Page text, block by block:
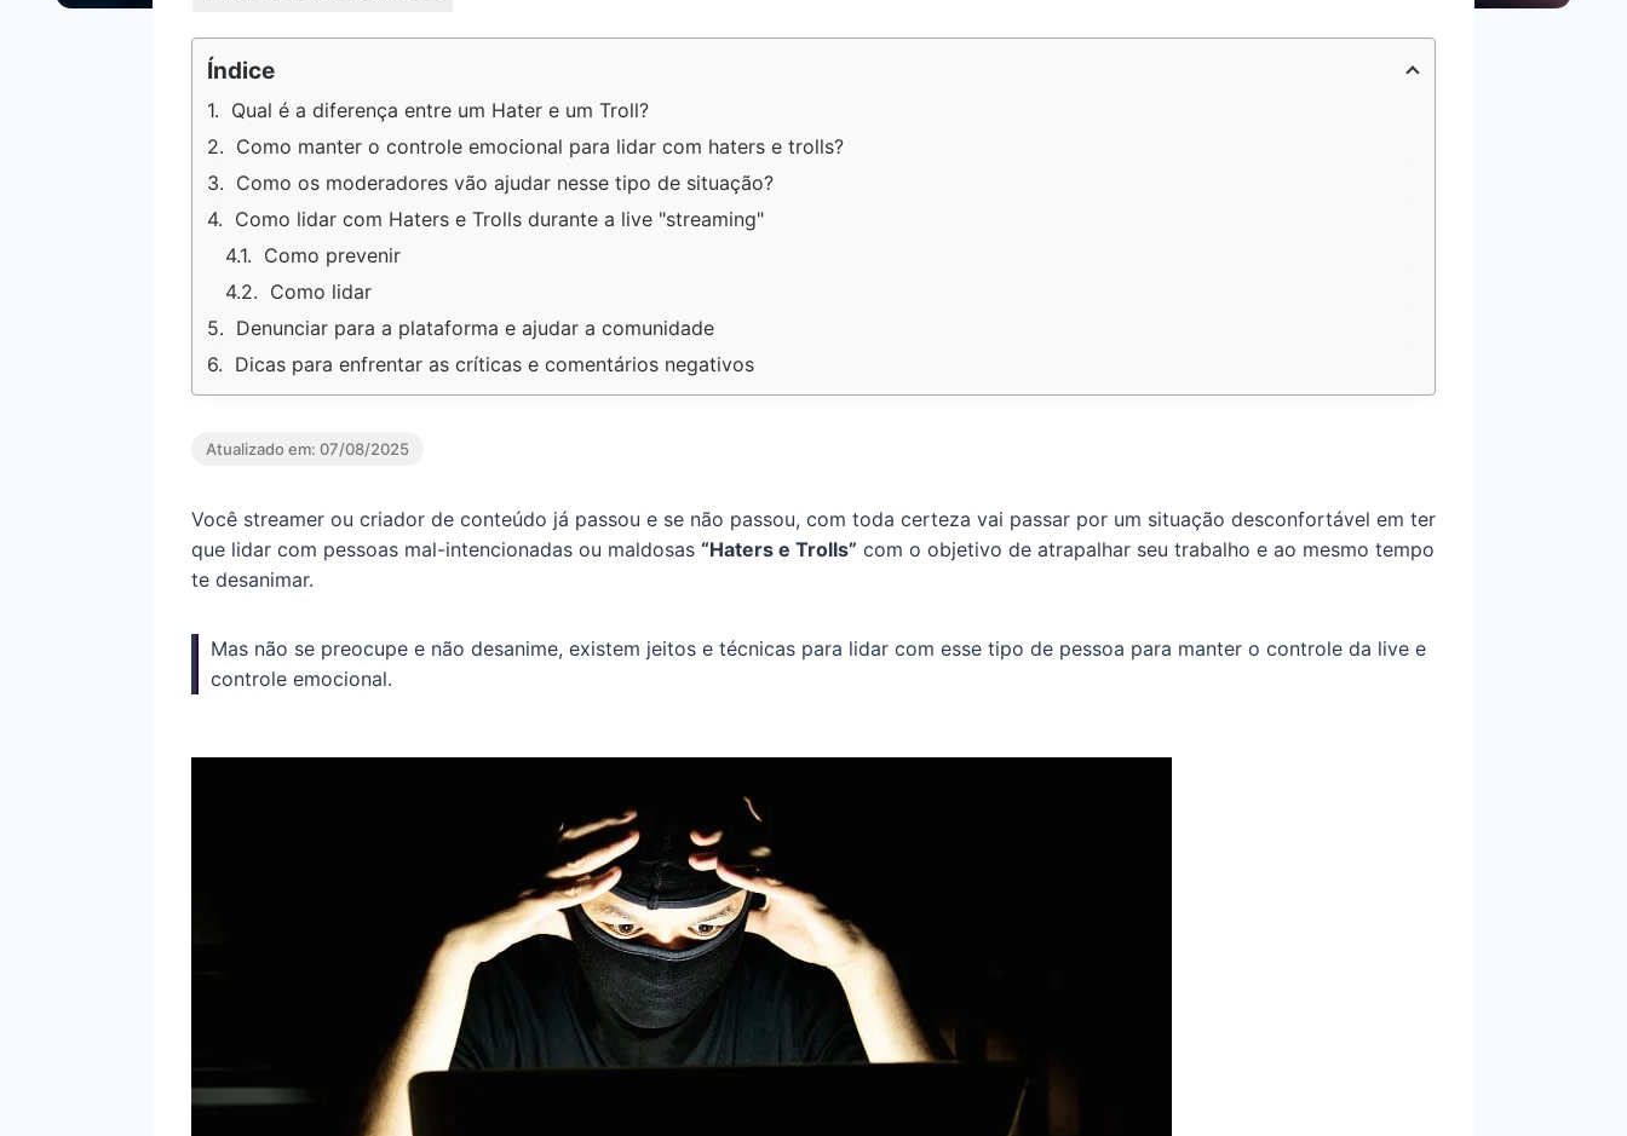
Índice
Qual é a diferença entre um Hater e um Troll?
Como manter o controle emocional para lidar com haters e trolls?
Como os moderadores vão ajudar nesse tipo de situação?
Como lidar com Haters e Trolls durante a live "streaming"
Como prevenir
Como lidar
Denunciar para a plataforma e ajudar a comunidade
Dicas para enfrentar as críticas e comentários negativos
Atualizado em: 07/08/2025
Você streamer ou criador de conteúdo já passou e se não passou, com toda certeza vai passar por um situação desconfortável em ter
que lidar com pessoas mal-intencionadas ou maldosas “Haters e Trolls” com o objetivo de atrapalhar seu trabalho e ao mesmo tempo
te desanimar.
Mas não se preocupe e não desanime, existem jeitos e técnicas para lidar com esse tipo de pessoa para manter o controle da live e
controle emocional.